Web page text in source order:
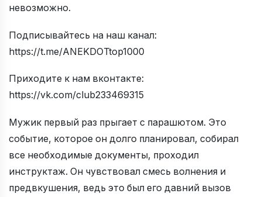
невозможно.
Подписывайтесь на наш канал:
https://t.me/ANEKDOTtop1000
Приходите к нам вконтакте:
https://vk.com/club233469315
Мужик первый раз прыгает с парашютом. Это
событие, которое он долго планировал, собирал
все необходимые документы, проходил
инструктаж. Он чувствовал смесь волнения и
предвкушения, ведь это был его давний вызов